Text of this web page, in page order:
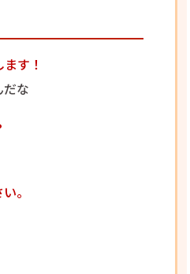
す！
だな
。